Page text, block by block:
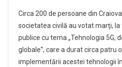
Circa 200 de persoane din
societatea civilă au votat marţi,
publice cu tema „Tehnologia 5G,
globale”, care a durat circa patru
implementării acestei tehnologii